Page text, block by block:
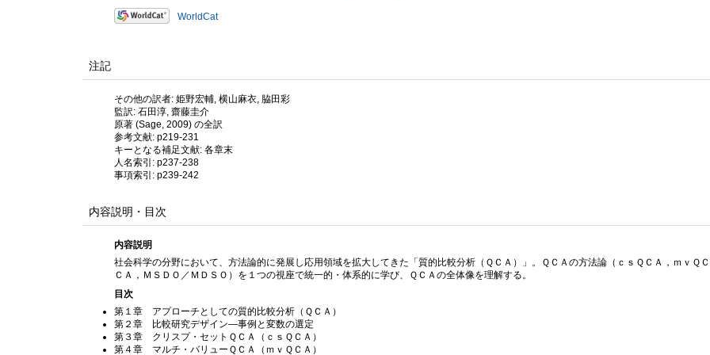
WorldCat
注記
その他の訳者: 姫野宏輔, 横山麻衣, 脇田彩
監訳: 石田淳, 齋藤圭介
原著 (Sage, 2009) の全訳
参考文献: p219-231
キーとなる補足文献: 各章末
人名索引: p237-238
事項索引: p239-242
内容説明・目次
内容説明
社会科学の分野において、方法論的に発展し応用領域を拡大してきた「質的比較分析（ＱＣＡ）」。ＱＣＡの方法論（ｃｓＱＣＡ，ｍｖＱ
ＣＡ，ＭＳＤＯ／ＭＤＳＯ）を１つの視座で統一的・体系的に学び、ＱＣＡの全体像を理解する。
目次
第１章 アプローチとしての質的比較分析（ＱＣＡ）
第２章 比較研究デザイン—事例と変数の選定
第３章 クリスプ・セットＱＣＡ（ｃｓＱＣＡ）
第４章 マルチ・バリューＱＣＡ（ｍｖＱＣＡ）